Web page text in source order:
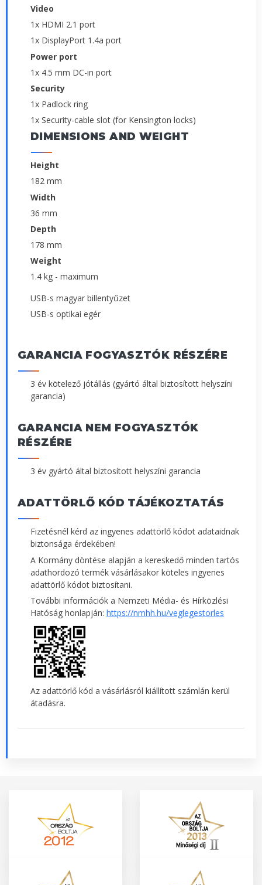
Video
1x HDMI 2.1 port
1x DisplayPort 1.4a port
Power port
1x 4.5 mm DC-in port
Security
1x Padlock ring
1x Security-cable slot (for Kensington locks)
DIMENSIONS AND WEIGHT
Height
182 mm
Width
36 mm
Depth
178 mm
Weight
1.4 kg - maximum
USB-s magyar billentyűzet
USB-s optikai egér
GARANCIA FOGYASZTÓK RÉSZÉRE
3 év kötelező jótállás (gyártó által biztosított helyszíni
garancia)
GARANCIA NEM FOGYASZTÓK
RÉSZÉRE
3 év gyártó által biztosított helyszíni garancia
ADATTÖRLŐ KÓD TÁJÉKOZTATÁS
Fizetésnél kérd az ingyenes adattörlő kódot adataidnak
biztonsága érdekében!
A Kormány döntése alapján a kereskedő minden tartós
adathordozó termék vásárlásakor köteles ingyenes
adattörlő kódot biztosítani.
További információk a Nemzeti Média- és Hírközlési
Hatóság honlapján: https://nmhh.hu/veglegestorles
Az adattörlő kód a vásárlásról kiállított számlán kerül
átadásra.